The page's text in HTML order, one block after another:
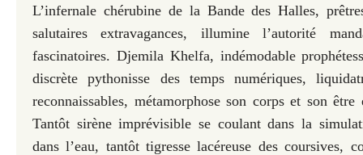
L’infernale chérubine de la Bande des Halles,
salutaires extravagances, illumine l’autorité
fascinatoires. Djemila Khelfa, indémodable
discrète pythonisse des temps numériques,
reconnaissables, métamorphose son corps et son
Tantôt sirène imprévisible se coulant dans la
dans l’eau, tantôt tigresse lacéreuse des coursives,